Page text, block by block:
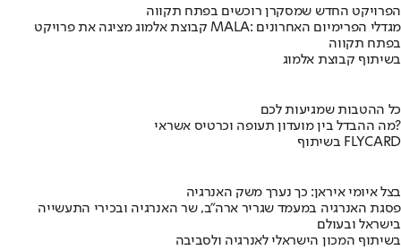
הפרויקט החדש שמסקרן רוכשים בפתח תקווה
קבוצת אלמוג מציגה את פרויקט MALA: מגדלי הפרימיום האחרונים
בפתח תקווה
בשיתוף קבוצת אלמוג
כל ההטבות שמגיעות לכם
מה ההבדל בין מועדון תעופה וכרטיס אשראי?
בשיתוף FLYCARD
בצל איומי איראן: כך נערך משק האנרגיה
פסגת האנרגיה במעמד שגריר ארה"ב, שר האנרגיה ובכירי התעשייה
בישראל ובעולם
בשיתוף המכון הישראלי לאנרגיה ולסביבה